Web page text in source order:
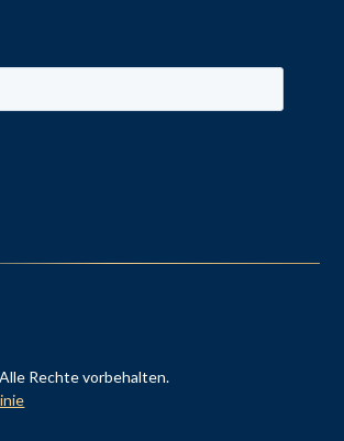
Rechte vorbehalten.